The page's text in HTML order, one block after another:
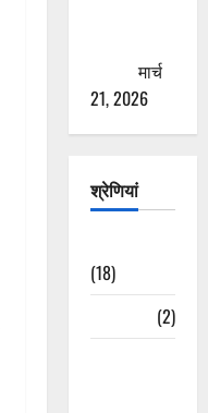
मार्च
21, 2026
श्रेणियां
(18)
(2)